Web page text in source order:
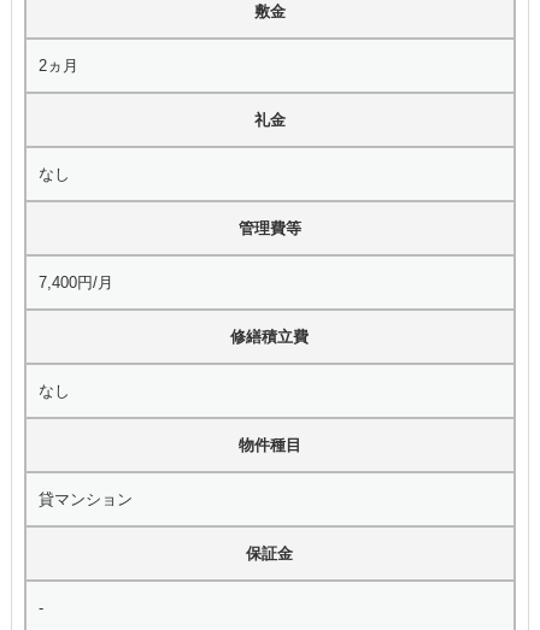
敷金
2ヵ月
礼金
なし
管理費等
7,400円/月
修繕積立費
なし
物件種目
貸マンション
保証金
-